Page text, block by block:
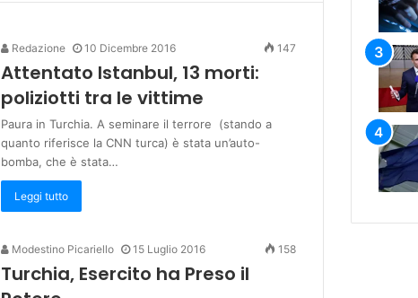
Redazione 10 Dicembre 2016 147
Attentato Istanbul, 13 morti:
poliziotti tra le vittime
Paura in Turchia. A seminare il terrore (stando a
quanto riferisce la CNN turca) è stata un’auto-
bomba, che è stata…
Leggi tutto
Modestino Picariello 15 Luglio 2016 158
Turchia, Esercito ha Preso il